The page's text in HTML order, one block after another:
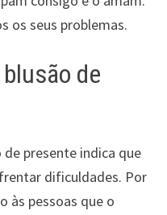
os seus problemas.
de
presente indica que
dificuldades. Por
às pessoas que o